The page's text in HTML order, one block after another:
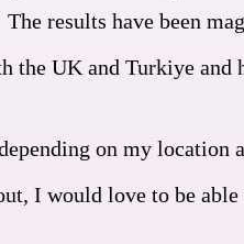
results have been
the UK and Turkiye and
on my location
I would love to be